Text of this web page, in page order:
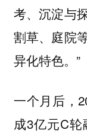
考、沉淀与
割草、庭院
异化特色。”
一个月后，
成3亿元C轮